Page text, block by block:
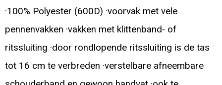
·100% Polyester (600D) ·voorvak met vele
pennenvakken ·vakken met klittenband- of
ritssluiting ·door rondlopende ritssluiting is de tas
tot 16 cm te verbreden ·verstelbare afneembare